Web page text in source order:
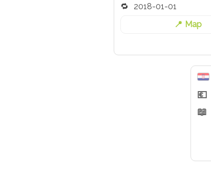
2018-01-01
Map